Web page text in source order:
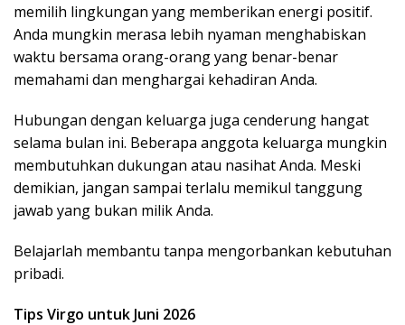
memilih lingkungan yang memberikan energi positif.
Anda mungkin merasa lebih nyaman menghabiskan
waktu bersama orang-orang yang benar-benar
memahami dan menghargai kehadiran Anda.
Hubungan dengan keluarga juga cenderung hangat
selama bulan ini. Beberapa anggota keluarga mungkin
membutuhkan dukungan atau nasihat Anda. Meski
demikian, jangan sampai terlalu memikul tanggung
jawab yang bukan milik Anda.
Belajarlah membantu tanpa mengorbankan kebutuhan
pribadi.
Tips Virgo untuk Juni 2026